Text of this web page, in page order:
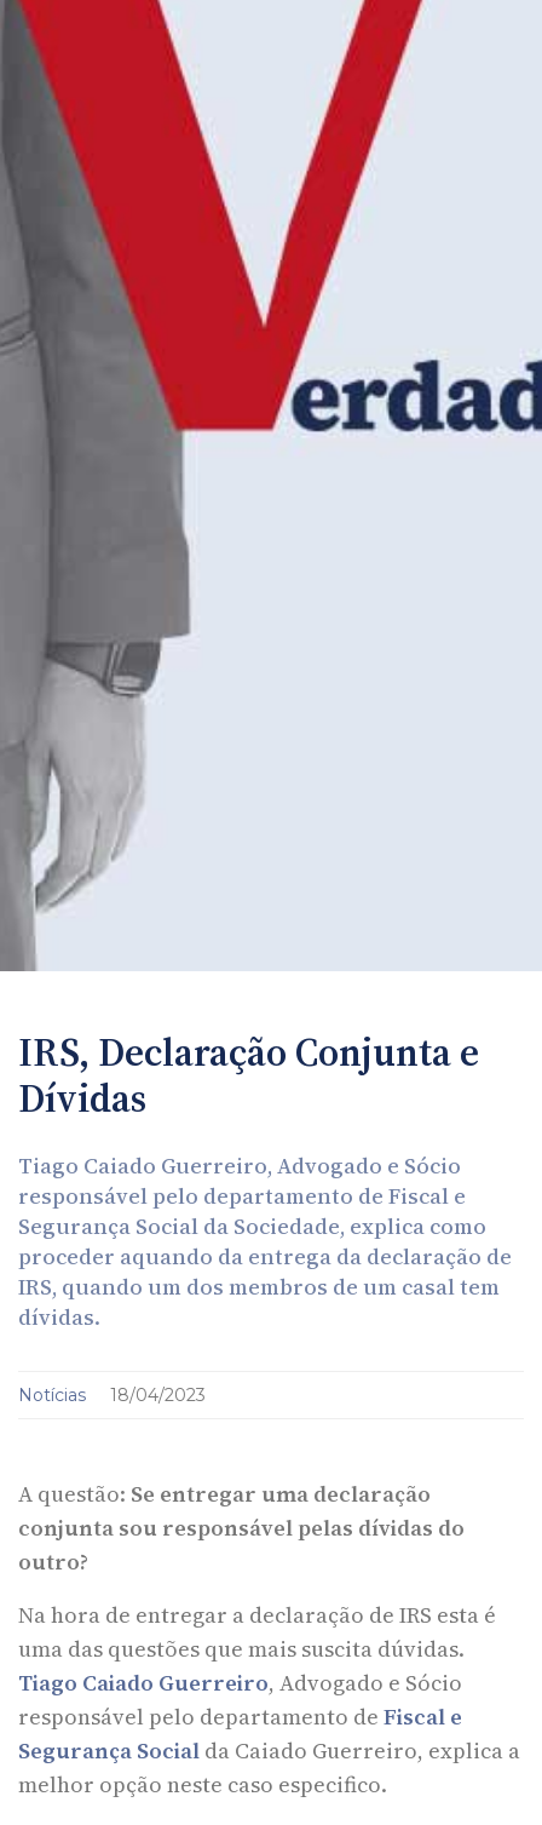
IRS, Declaração Conjunta e
Dívidas
Tiago Caiado Guerreiro, Advogado e Sócio
responsável pelo departamento de Fiscal e
Segurança Social da Sociedade, explica como
proceder aquando da entrega da declaração de
IRS, quando um dos membros de um casal tem
dívidas.
Notícias 18/04/2023
A questão: Se entregar uma declaração
conjunta sou responsável pelas dívidas do
outro?
Na hora de entregar a declaração de IRS esta é
uma das questões que mais suscita dúvidas.
Tiago Caiado Guerreiro, Advogado e Sócio
responsável pelo departamento de Fiscal e
Segurança Social da Caiado Guerreiro, explica a
melhor opção neste caso especifico.